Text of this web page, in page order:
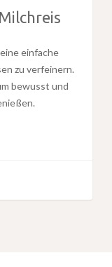
einfache
zu verfeinern.
bewusst und